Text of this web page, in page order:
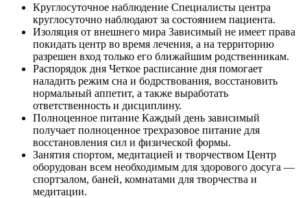
Круглосуточное наблюдение Специалисты центра
круглосуточно наблюдают за состоянием пациента.
Изоляция от внешнего мира Зависимый не имеет права
покидать центр во время лечения, а на территорию
разрешен вход только его ближайшим родственникам.
Распорядок дня Четкое расписание дня помогает
наладить режим сна и бодрствования, восстановить
нормальный аппетит, а также выработать
ответственность и дисциплину.
Полноценное питание Каждый день зависимый
получает полноценное трехразовое питание для
восстановления сил и физической формы.
Занятия спортом, медитацией и творчеством Центр
оборудован всем необходимым для здорового досуга —
спортзалом, баней, комнатами для творчества и
медитации.